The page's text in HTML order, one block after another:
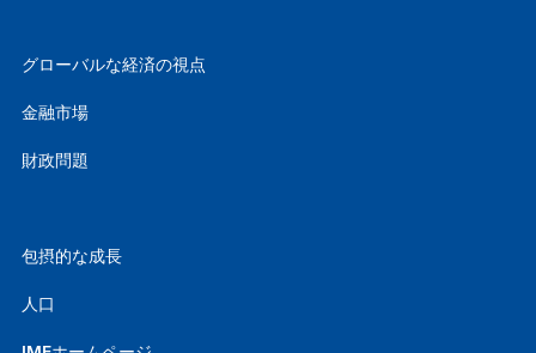
グローバルな経済の視点
金融市場
財政問題
包摂的な成長
人口